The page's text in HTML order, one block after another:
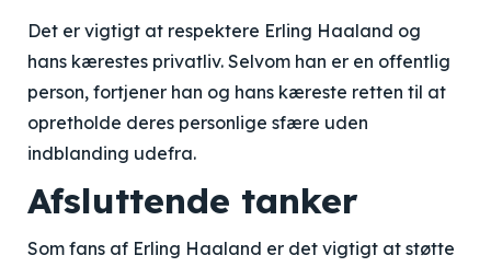
Det er vigtigt at respektere Erling Haaland og
hans kærestes privatliv. Selvom han er en offentlig
person, fortjener han og hans kæreste retten til at
opretholde deres personlige sfære uden
indblanding udefra.
Afsluttende tanker
Som fans af Erling Haaland er det vigtigt at støtte